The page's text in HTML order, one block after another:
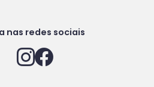
nas redes sociais